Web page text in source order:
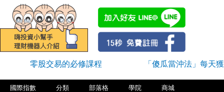
零股交易的必修課程 「傻瓜當沖法」每天
國際指數 分類 部落格 學院 商城